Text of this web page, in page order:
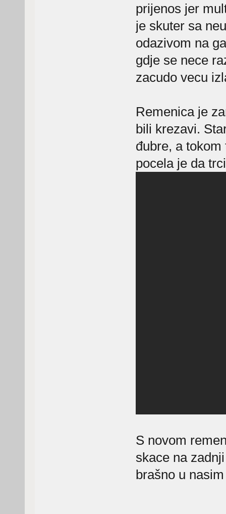
prijenos jer
je skuter sa
odazivom na
gdje se nece
zacudo vecu
Remenica je
bili krezavi.
đubre, a
pocela je da
S novom
skace na
brašno u